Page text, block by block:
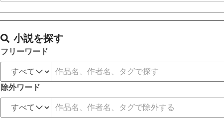
小説を探す
フリーワード
除外ワード